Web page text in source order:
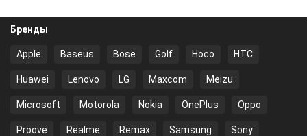
Бренды
Apple Baseus Bose Golf Hoco HTC
Huawei Lenovo LG Maxcom Meizu
Microsoft Motorola Nokia OnePlus Oppo
Proove Realme Remax Samsung Sony